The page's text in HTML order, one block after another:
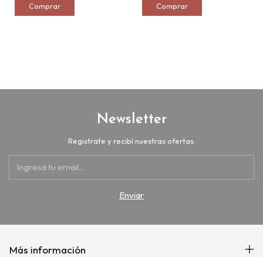
Newsletter
Registrate y recibí nuestras ofertas.
Más información